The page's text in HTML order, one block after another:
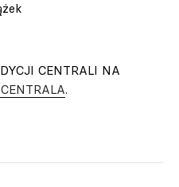
CENTRALI NA
.